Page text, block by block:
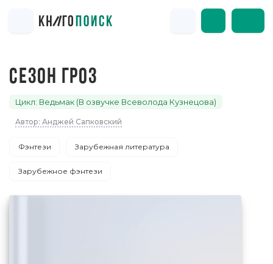
СЕЗОН ГРОЗ
Цикл: Ведьмак (В озвучке Всеволода Кузнецова)
Автор: Анджей Сапковский
Фэнтези Зарубежная литература
Зарубежное фэнтези